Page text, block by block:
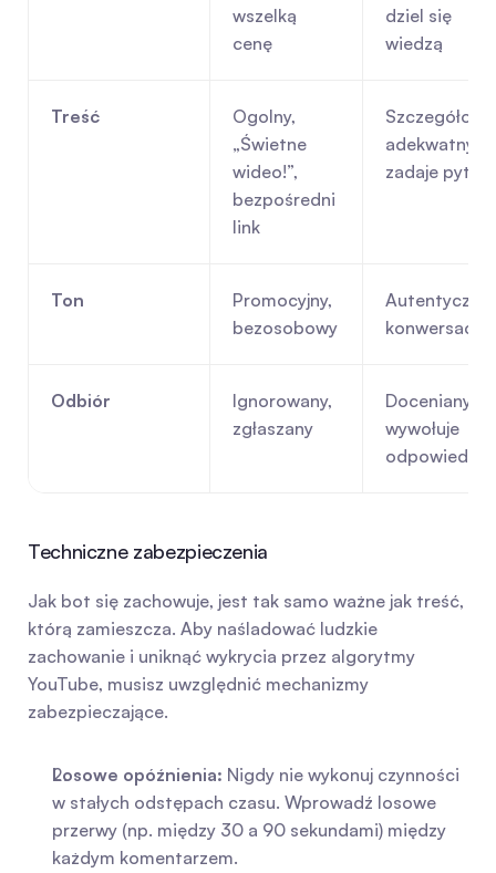
wszelką
cenę
dziel się
wiedzą
Treść
Ogolny,
„Świetne
wideo!”,
bezpośredni
link
Szczegółowy,
adekwatny,
zadaje
Ton
Promocyjny,
bezosobowy
Autentyczny,
Odbiór
Ignorowany,
zgłaszany
Doceniany,
wywołuje
odpowiedzi
Techniczne zabezpieczenia
Jak bot się zachowuje, jest tak samo ważne jak treść,
którą zamieszcza. Aby naśladować ludzkie
zachowanie i uniknąć wykrycia przez algorytmy
YouTube, musisz uwzględnić mechanizmy
zabezpieczające.
Losowe opóźnienia: Nigdy nie wykonuj czynności
w stałych odstępach czasu. Wprowadź losowe
przerwy (np. między 30 a 90 sekundami) między
każdym komentarzem.